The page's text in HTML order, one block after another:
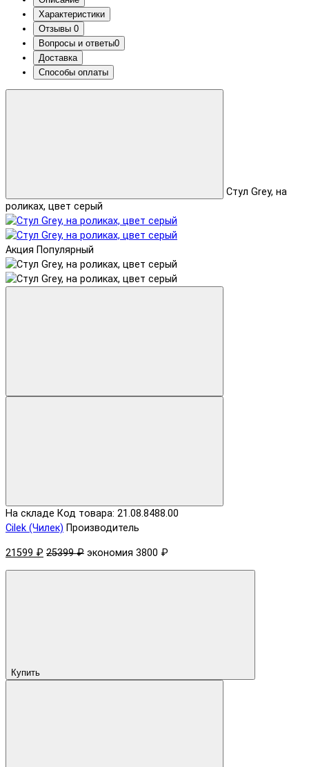
Характеристики
Отзывы 0
Вопросы и ответы0
Доставка
Способы оплаты
Стул Grey, на
роликах, цвет серый
Акция Популярный
На складе Код товара: 21.08.8488.00
Cilek (Чилек) Производитель
21599 ₽ 25399 ₽ экономия 3800 ₽
Купить